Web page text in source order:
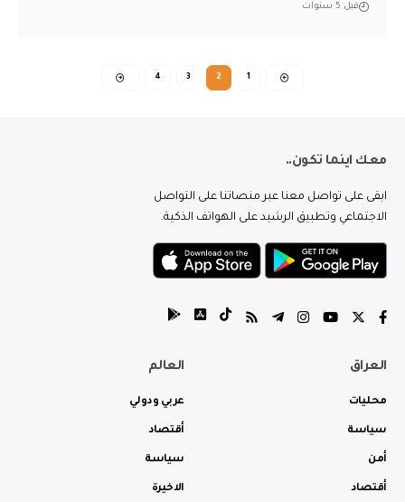
قبل 5 سنوات
1
2
3
4
معك اينما تكون..
ابقى على تواصل معنا عبر منصاتنا على التواصل
الاجتماعي وتطبيق الرشيد على الهواتف الذكية.
العراق
محليات
سياسة
أمن
أقتصاد
العالم
عربي ودولي
أقتصاد
سياسة
الاخيرة